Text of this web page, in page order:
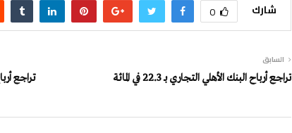
شارك 0
السابق
تراجع أرباح البنك الأهلي التجاري بـ 22.3 في المائة